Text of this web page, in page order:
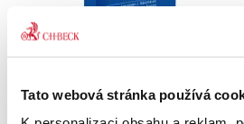
Tato webová stránka používá
Alexander J. Bělohlávek,Jan